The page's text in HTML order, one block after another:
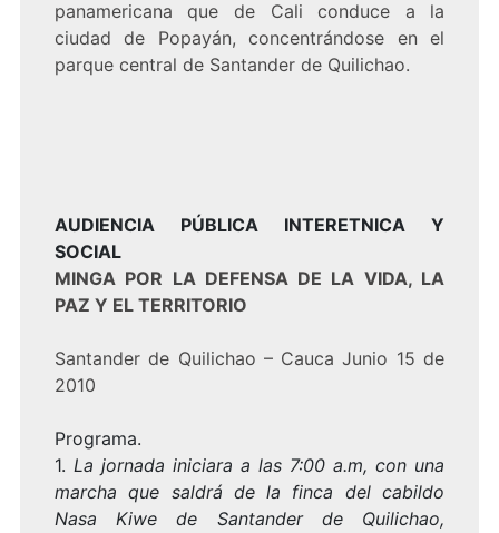
panamericana que de Cali conduce a la
ciudad de Popayán, concentrándose en el
parque central de Santander de Quilichao.
AUDIENCIA PÚBLICA INTERETNICA Y
SOCIAL
MINGA POR LA DEFENSA DE LA VIDA, LA
PAZ Y EL TERRITORIO
Santander de Quilichao – Cauca Junio 15 de
2010
Programa.
1. La jornada iniciara a las 7:00 a.m, con una
marcha que saldrá de la finca del cabildo
Nasa Kiwe de Santander de Quilichao,